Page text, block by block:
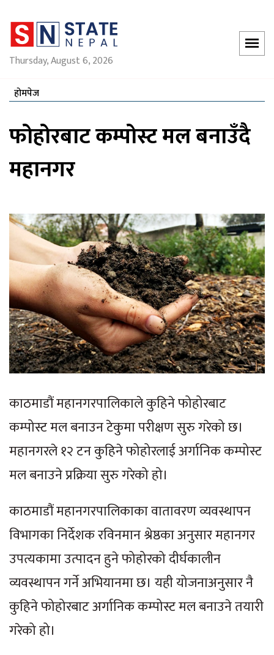
Thursday, August 6, 2026
होमपेज
फोहोरबाट कम्पोस्ट मल बनाउँदै
महानगर
काठमाडौं महानगरपालिकाले कुहिने फोहोरबाट
कम्पोस्ट मल बनाउन टेकुमा परीक्षण सुरु गरेको छ।
महानगरले १२ टन कुहिने फोहोरलाई अर्गानिक कम्पोस्ट
मल बनाउने प्रक्रिया सुरु गरेको हो।
काठमाडौं महानगरपालिकाका वातावरण व्यवस्थापन
विभागका निर्देशक रविनमान श्रेष्ठका अनुसार महानगर
उपत्यकामा उत्पादन हुने फोहोरको दीर्घकालीन
व्यवस्थापन गर्ने अभियानमा छ। यही योजनाअनुसार नै
कुहिने फोहोरबाट अर्गानिक कम्पोस्ट मल बनाउने तयारी
गरेको हो।